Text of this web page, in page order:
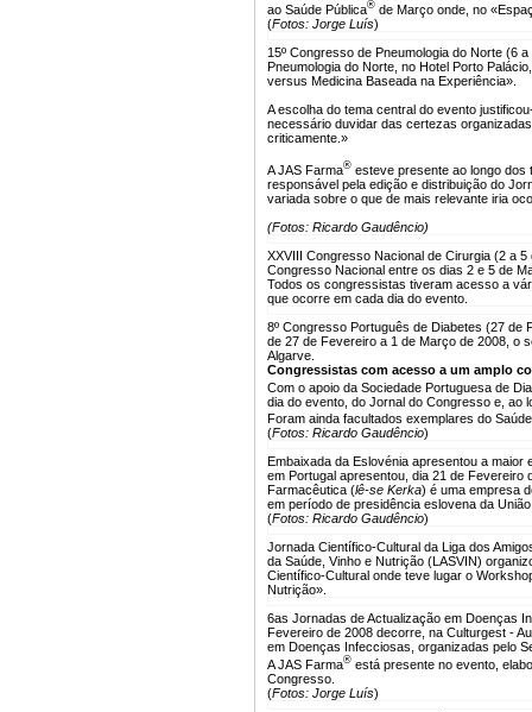
ao Saúde Pública® de Março onde, no
(Fotos: Jorge Luís)
15º Congresso de Pneumologia do Norte (6
Pneumologia do Norte, no Hotel Porto
versus Medicina Baseada na Experiência».
A escolha do tema central do evento
necessário duvidar das certezas
criticamente.»
A JAS Farma® esteve presente ao longo dos
responsável pela edição e distribuição do
variada sobre o que de mais relevante iria
(Fotos: Ricardo Gaudêncio)
XXVIII Congresso Nacional de Cirurgia (2 a 5
Congresso Nacional entre os dias 2 e 5 de
Todos os congressistas tiveram acesso a
que ocorre em cada dia do evento.
8º Congresso Português de Diabetes (27 de
de 27 de Fevereiro a 1 de Março de 2008, o
Algarve.
Congressistas com acesso a um amplo
Com o apoio da Sociedade Portuguesa de
dia do evento, do Jornal do Congresso e, ao
Foram ainda facultados exemplares do
(Fotos: Ricardo Gaudêncio)
Embaixada da Eslovénia apresentou a
em Portugal apresentou, dia 21 de Fevereiro
Farmacêutica (lê-se Kerka) é uma empresa
em período de presidência eslovena da
(Fotos: Ricardo Gaudêncio)
Jornada Científico-Cultural da Liga dos
da Saúde, Vinho e Nutrição (LASVIN)
Científico-Cultural onde teve lugar o
Nutrição».
6as Jornadas de Actualização em Doenças
Fevereiro de 2008 decorre, na Culturgest -
em Doenças Infecciosas, organizadas pelo
A JAS Farma® está presente no evento,
Congresso.
(Fotos: Jorge Luís)